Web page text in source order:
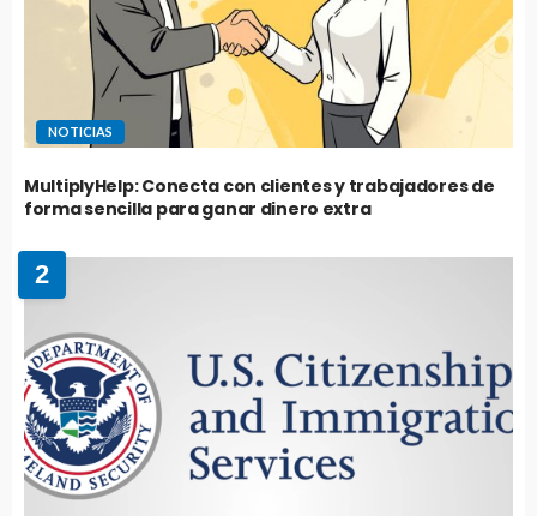
NOTICIAS
MultiplyHelp: Conecta con clientes y trabajadores de
forma sencilla para ganar dinero extra
2